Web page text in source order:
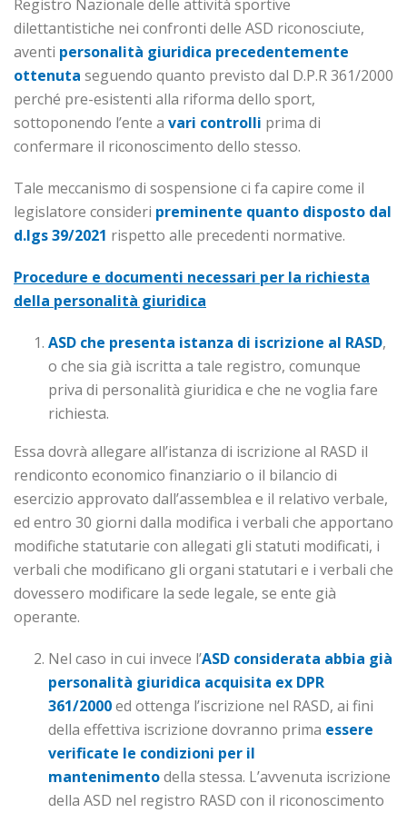
Registro Nazionale delle attività sportive
dilettantistiche nei confronti delle ASD riconosciute,
aventi personalità giuridica precedentemente
ottenuta seguendo quanto previsto dal D.P.R 361/2000
perché pre-esistenti alla riforma dello sport,
sottoponendo l’ente a vari controlli prima di
confermare il riconoscimento dello stesso.
Tale meccanismo di sospensione ci fa capire come il
legislatore consideri preminente quanto disposto dal
d.lgs 39/2021 rispetto alle precedenti normative.
Procedure e documenti necessari per la richiesta
della personalità giuridica
ASD che presenta istanza di iscrizione al RASD,
o che sia già iscritta a tale registro, comunque
priva di personalità giuridica e che ne voglia fare
richiesta.
Essa dovrà allegare all’istanza di iscrizione al RASD il
rendiconto economico finanziario o il bilancio di
esercizio approvato dall’assemblea e il relativo verbale,
ed entro 30 giorni dalla modifica i verbali che apportano
modifiche statutarie con allegati gli statuti modificati, i
verbali che modificano gli organi statutari e i verbali che
dovessero modificare la sede legale, se ente già
operante.
Nel caso in cui invece l’ASD considerata abbia già
personalità giuridica acquisita ex DPR
361/2000ed ottenga l’iscrizione nel RASD, ai fini
della effettiva iscrizione dovranno prima essere
verificate le condizioni per il
mantenimentodella stessa. L’avvenuta iscrizione
della ASD nel registro RASD con il riconoscimento